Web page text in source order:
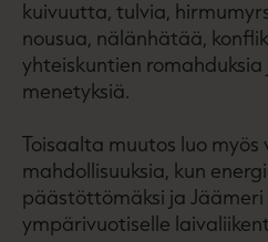
kuivuutta, tulvia,
nousua, nälänhätää,
yhteiskuntien
menetyksiä.
Toisaalta muutos luo
mahdollisuuksia, kun
päästöttömäksi ja
ympärivuotiselle